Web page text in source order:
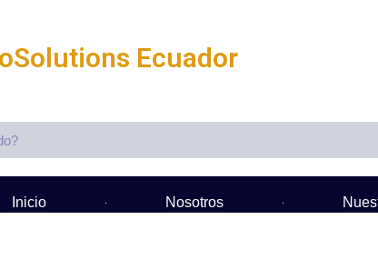
Ecuador
Inicio Nosotros